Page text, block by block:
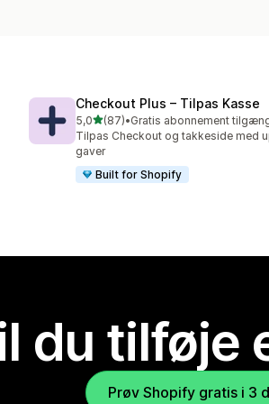
Checkout Plus – Tilpas Kasse
5,0ud af 5 stjerner
(87)
87 anmeldelser i alt
•Gratis abonnement
Tilpas Checkout og takkeside med
gaver
Built for Shopify
du tilføje
Prøv Shopify gratis i 3